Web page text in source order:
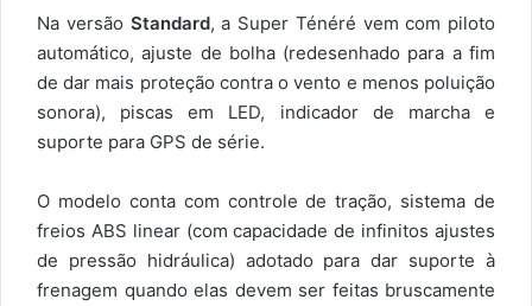
Na versão Standard, a Super Ténéré vem com piloto
automático, ajuste de bolha (redesenhado para a fim
de dar mais proteção contra o vento e menos poluição
sonora), piscas em LED, indicador de marcha e
suporte para GPS de série.
O modelo conta com controle de tração, sistema de
freios ABS linear (com capacidade de infinitos ajustes
de pressão hidráulica) adotado para dar suporte à
frenagem quando elas devem ser feitas bruscamente